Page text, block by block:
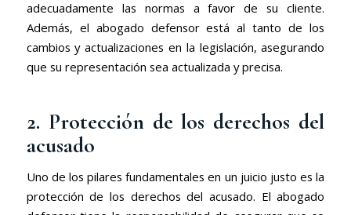
adecuadamente las normas a favor de su cliente.
Además, el abogado defensor está al tanto de los
cambios y actualizaciones en la legislación, asegurando
que su representación sea actualizada y precisa.
2. Protección de los derechos del
acusado
Uno de los pilares fundamentales en un juicio justo es la
protección de los derechos del acusado. El abogado